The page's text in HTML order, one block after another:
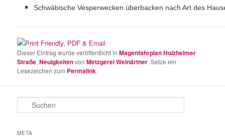
Schwäbische Vesperwecken überbacken nach Art des
Dieser Eintrag wurde veröffentlicht inMagenfahrplan Holzheimer
Straße,NeuigkeitenvonMetzgerei Weinärtner. Setze ein
Lesezeichen zum Permalink.
u
h
META